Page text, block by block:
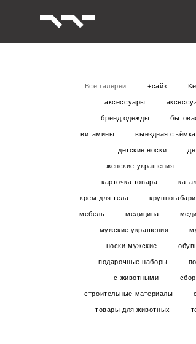
Все галереи +сайз
аксессуары
бренд одежды
витамины выездная съёмка
детские носки
женские украшения
карточка товара
крем для тела
мебель медицина
мужские украшения
носки мужские
подарочные наборы
с животными
строительные материалы
товары для животных